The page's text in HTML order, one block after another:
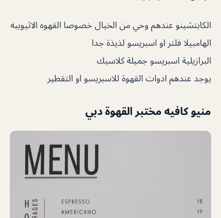
الكابتشينو عندهم وحي من الخيال خصوصا القهوه الاثيويبه
الهامبيلا فلتر او اسبريسو لذيذة جدا
البرازيلية اسبريسو جميلة كلاسيك
يوجد عندهم ادوات القهوة للاسبريسو او التقطير
منيو كافيه مختبر القهوة دبي